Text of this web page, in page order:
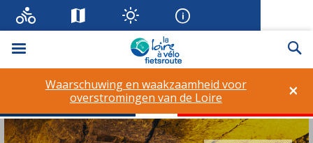
Menu
×
Waarschuwing en waakzaamheid voor
overstromingen van de Loire